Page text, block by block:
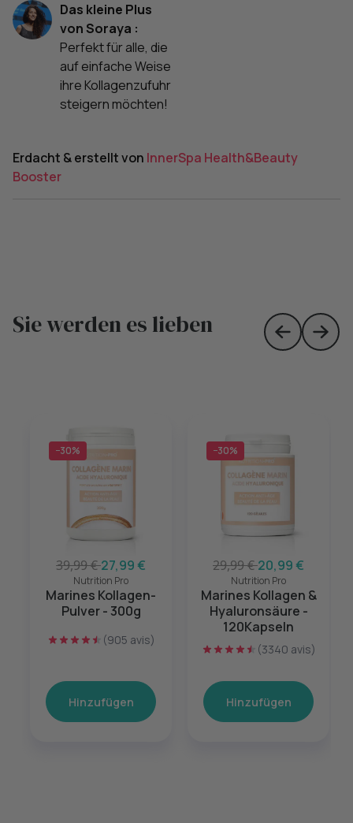
Das kleine Plus
von Soraya :
Perfekt für alle, die
auf einfache Weise
ihre Kollagenzufuhr
steigern möchten!
Erdacht & erstellt von InnerSpa Health&Beauty
Booster
Sie werden es lieben
Skip toSkip
−30%
39,99 €27,99 €
Nutrition Pro
Marines Kollagen-
Pulver - 300g
(905 avis)
Hinzufügen
−30%
29,99 €20,99 €
Nutrition Pro
Marines Kollagen &
Hyaluronsäure -
120Kapseln
(3340 avis)
Hinzufügen